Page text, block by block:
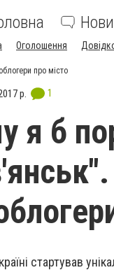
Оголошення
про місто
р. 1
я б
стартував